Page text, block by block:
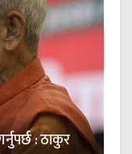
: ठाकुर